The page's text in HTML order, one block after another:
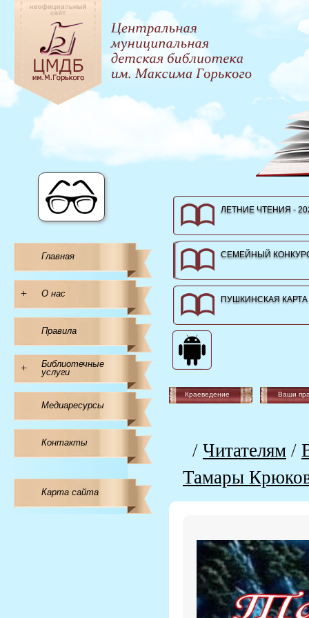
Главная
+ О нас
Правила
+
Библиотечные
услуги
Медиаресурсы
Контакты
Карта сайта
ЛЕТНИЕ ЧТЕНИЯ -
СЕМЕЙНЫЙ
ПУШКИНСКАЯ КАРТА
Краеведение Ваши
/ Читателям /
Тамары